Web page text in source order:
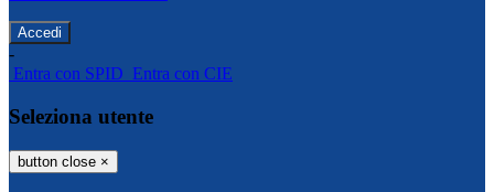
-
Entra con SPID Entra con CIE
Seleziona utente
button close ×